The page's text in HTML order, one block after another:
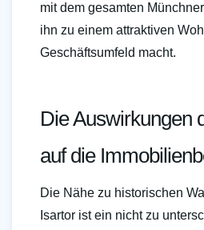
mit dem gesamten
ihn zu einem attraktiven
Geschäftsumfeld macht.
Die Auswirkungen
auf die
Die Nähe zu historischen
Isartor ist ein nicht zu